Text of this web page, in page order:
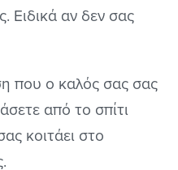
Ειδικά αν δεν σας
που ο καλός σας σας
από το σπίτι
κοιτάει στο